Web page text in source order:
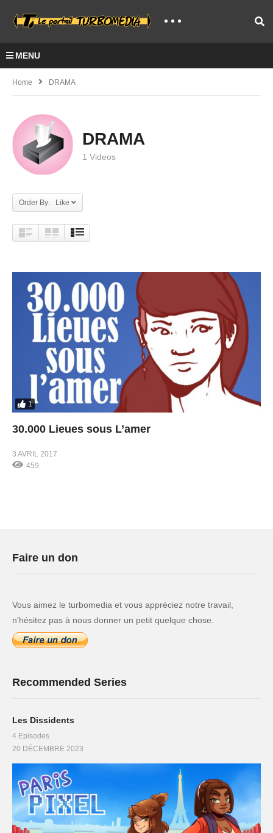
MENU
Home DRAMA
DRAMA
1 Videos
Order By: Like
1
30.000 Lieues sous L’amer
3 AVRIL 2017
459
Faire un don
Vous aimez le turbomedia et vous appréciez notre travail,
n'hésitez pas à nous donner un petit quelque chose.
Recommended Series
Les Dissidents
4 Episodes
20 DÉCEMBRE 2023